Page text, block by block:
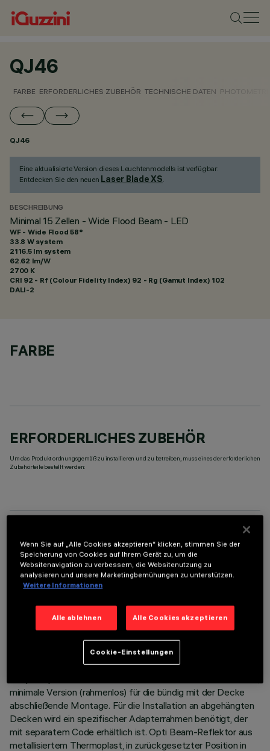
QJ46
FARBE ERFORDERLICHES ZUBEHÖR TECHNISCHE DATEN
QJ46
Eine aktualisierte Version dieses Leuchtenmodells ist verfügbar:
Entdecken Sie den neuen Laser Blade XS.
BESCHREIBUNG
Minimal 15 Zellen - Wide Flood Beam - LED
WF - Wide Flood 58°
33.8 W system
2116.5 lm system
62.62 lm/W
2700 K
CRI 92 - Rf (Colour Fidelity Index) 92 - Rg (Gamut Index) 102
DALI-2
FARBE
ERFORDERLICHES ZUBEHÖR
Um das Produkt ordnungsgemäß zu installieren und zu betreiben, muss eines der erforderlichen
Zubehörteile bestellt werden:
TECHNISCHE DATEN
LETZTES UPDATE: 06.08.2026
BESCHREIBUNG
Miniaturisierte, lineare Einbauleuchte mit 15 optischen
kompakten Größe der Leuchte sorgt die patentierte
Technologie des optischen Systems für einen effizienten
Lichtfluss, hohen Sehkomfort und geringe Blendung.
minimale Version (rahmenlos) für die bündig mit der Decke
abschließende Montage. Für die Installation an abgehängten
Decken wird ein spezifischer Adapterrahmen benötigt, der
mit separatem Code erhältlich ist. Opti Beam-Reflektor aus
metallisiertem Thermoplast, in zurückgesetzter Position in
Wenn Sie auf „Alle Cookies akzeptieren“ klicken, stimmen Sie der
Speicherung von Cookies auf Ihrem Gerät zu, um die
Websitenavigation zu verbessern, die Websitenutzung zu
analysieren und unsere Marketingbemühungen zu unterstützen.
Weitere Informationen
Alle ablehnen Alle Cookies akzeptieren
Cookie-Einstellungen